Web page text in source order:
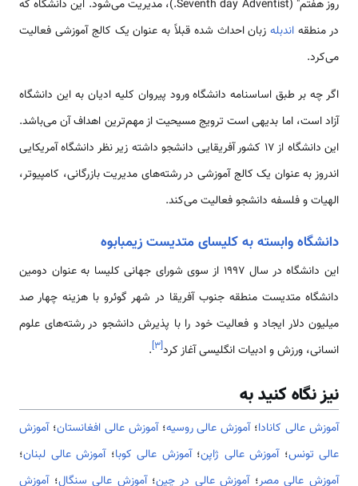
روز هفتم" (Seventh day Adventist.)، مدیریت می‌شود. این دانشگاه که
در منطقه اندبلهزبان احداث شده قبلاً به عنوان یک کالج آموزشی فعالیت
می‌کرد.
اگر چه بر طبق اساسنامه دانشگاه ورود پیروان کلیه ادیان به این دانشگاه
آزاد است، اما بدیهی است ترویج مسیحیت از مهم‌ترین اهداف آن می‌باشد.
این دانشگاه از 17 کشور آفریقایی دانشجو داشته زیر نظر دانشگاه آمریکایی
اندروز به عنوان یک کالج آموزشی در رشته‌های مدیریت بازرگانی، کامپیوتر،
الهیات و فلسفه دانشجو فعالیت می‌کند.
دانشگاه وابسته به کلیسای متدیست زیمبابوه
این دانشگاه در سال 1997 از سوی شورای جهانی کلیسا به عنوان دومین
دانشگاه متدیست منطقه جنوب آفریقا در شهر گوئرو با هزینه چهار صد
میلیون دلار ایجاد و فعالیت خود را با پذیرش دانشجو در رشته‌های علوم
انسانی، ورزش و ادبیات انگلیسی آغاز کرد[۳]
.
نیز نگاه کنید به
آموزش عالی کانادا؛آموزش عالی روسیه؛آموزش عالی افغانستان؛آموزش
عالی تونس؛آموزش عالی ژاپن؛آموزش عالی کوبا؛آموزش عالی لبنان؛
آموزش عالی مصر؛آموزش عالی در چین؛آموزش عالی سنگال؛آموزش